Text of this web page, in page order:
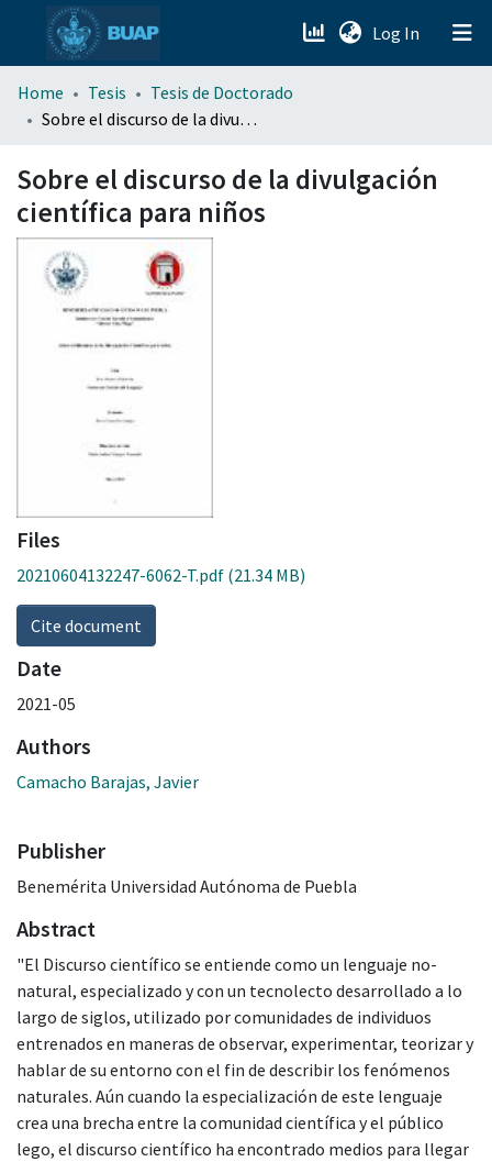
Log In (current)
menu.section.about_menu
Home Tesis
Tesis de Doctorado
Sobre el discurso de la divulgación científica para niños
Sobre el discurso de la divulgación
científica para niños
Files
20210604132247-6062-T.pdf (21.34 MB)
Cite document
Date
2021-05
Authors
Camacho Barajas, Javier
Publisher
Benemérita Universidad Autónoma de Puebla
Abstract
"El Discurso científico se entiende como un lenguaje no-
natural, especializado y con un tecnolecto desarrollado a lo
largo de siglos, utilizado por comunidades de individuos
entrenados en maneras de observar, experimentar, teorizar y
hablar de su entorno con el fin de describir los fenómenos
naturales. Aún cuando la especialización de este lenguaje
crea una brecha entre la comunidad científica y el público
lego, el discurso científico ha encontrado medios para llegar